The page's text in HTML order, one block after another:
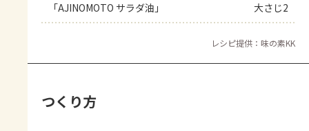
「AJINOMOTO サラダ油」 大さじ2
レシピ提供：味の素KK
つくり方